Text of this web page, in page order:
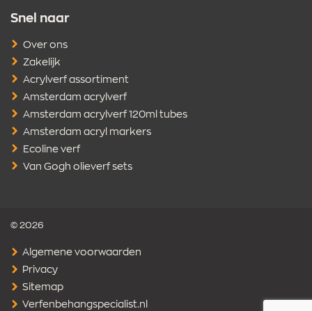
Snel naar
Over ons
Zakelijk
Acrylverf assortiment
Amsterdam acrylverf
Amsterdam acrylverf 120ml tubes
Amsterdam acryl markers
Ecoline verf
Van Gogh olieverf sets
© 2026
Algemene voorwaarden
Privacy
Sitemap
Verfenbehangspecialist.nl